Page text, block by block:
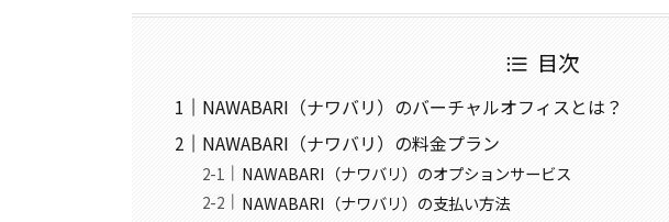
目次
NAWABARI（ナワバリ）のバーチャルオフィスとは？
NAWABARI（ナワバリ）の料金プラン
NAWABARI（ナワバリ）のオプションサービス
NAWABARI（ナワバリ）の支払い方法